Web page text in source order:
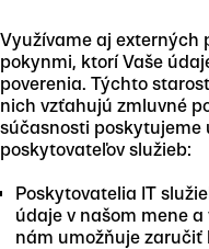
Využívame aj externých
pokynmi, ktorí Vaše
poverenia. Týchto
nich vzťahujú zmluvné
súčasnosti
poskytovateľov služieb:
Poskytovatelia IT
údaje v našom mene
nám umožňuje zaručiť